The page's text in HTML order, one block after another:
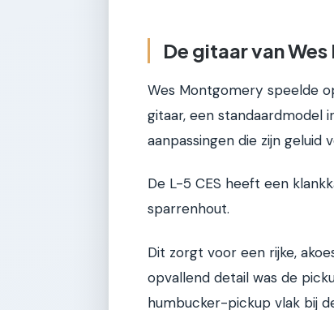
De gitaar van
Wes Montgomery speelde
gitaar, een standaardmodel
aanpassingen die zijn geluid
De L-5 CES heeft een
sparrenhout.
Dit zorgt voor een rijke,
opvallend detail was de
humbucker-pickup vlak bij